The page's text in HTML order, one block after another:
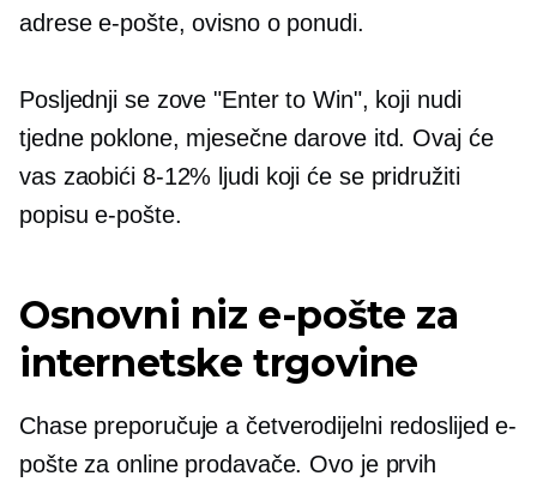
adrese e-pošte, ovisno o ponudi.
Posljednji se zove "Enter to Win", koji nudi
tjedne poklone, mjesečne darove itd. Ovaj će
vas zaobići 8-12% ljudi koji će se pridružiti
popisu e-pošte.
Osnovni niz e-pošte za
internetske trgovine
Chase preporučuje a četverodijelniredoslijed e-
pošte za online prodavače. Ovo je prvih